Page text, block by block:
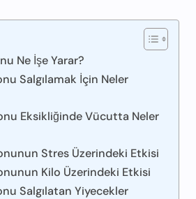
Ne İşe Yarar?
Salgılamak İçin Neler
Eksikliğinde Vücutta Neler
Stres Üzerindeki Etkisi
Kilo Üzerindeki Etkisi
Salgılatan Yiyecekler